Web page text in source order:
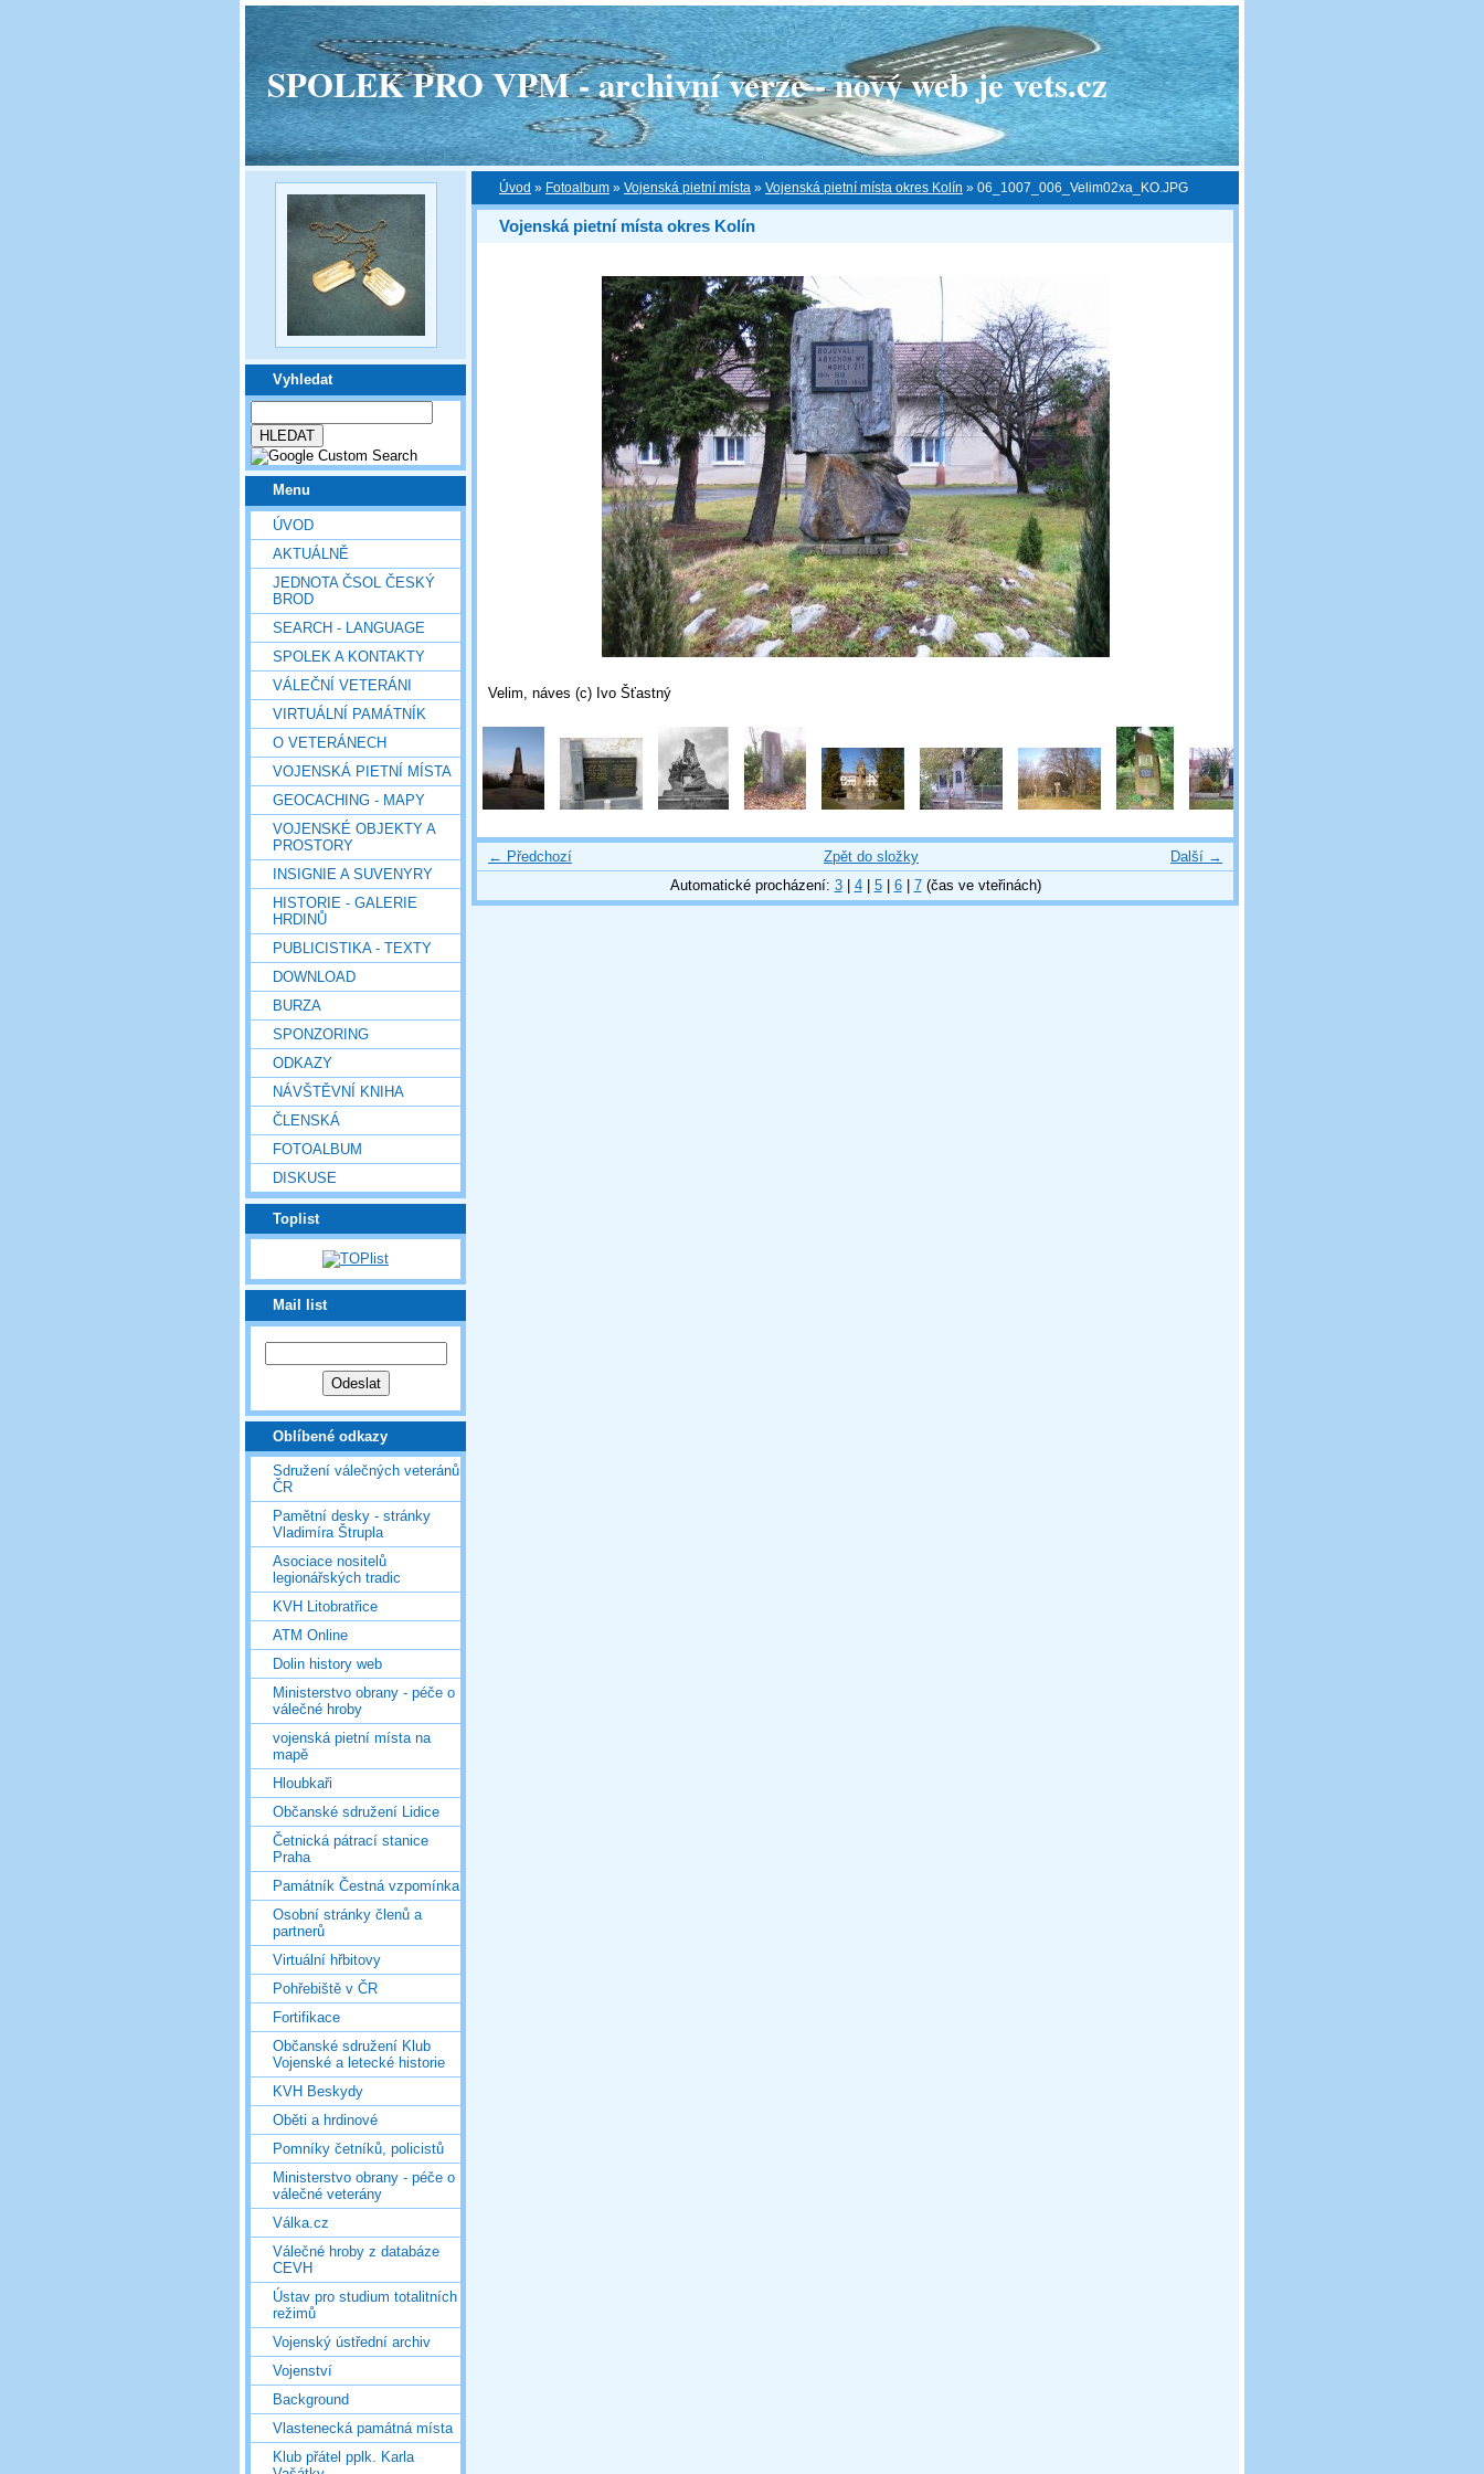
SPOLEK PRO VPM - archivní verze - nový web je vets.cz
Vyhledat
Menu
ÚVOD
AKTUÁLNĚ
JEDNOTA ČSOL ČESKÝ
BROD
SEARCH - LANGUAGE
SPOLEK A KONTAKTY
VÁLEČNÍ VETERÁNI
VIRTUÁLNÍ PAMÁTNÍK
O VETERÁNECH
VOJENSKÁ PIETNÍ MÍSTA
GEOCACHING - MAPY
VOJENSKÉ OBJEKTY A
PROSTORY
INSIGNIE A SUVENYRY
HISTORIE - GALERIE
HRDINŮ
PUBLICISTIKA - TEXTY
DOWNLOAD
BURZA
SPONZORING
ODKAZY
NÁVŠTĚVNÍ KNIHA
ČLENSKÁ
FOTOALBUM
DISKUSE
Toplist
Mail list
Oblíbené odkazy
Sdružení válečných veteránů
ČR
Pamětní desky - stránky
Vladimíra Štrupla
Asociace nositelů
legionářských tradic
KVH Litobratřice
ATM Online
Dolin history web
Ministerstvo obrany - péče o
válečné hroby
vojenská pietní místa na
mapě
Hloubkaři
Občanské sdružení Lidice
Četnická pátrací stanice
Praha
Památník Čestná vzpomínka
Osobní stránky členů a
partnerů
Virtuální hřbitovy
Pohřebiště v ČR
Fortifikace
Občanské sdružení Klub
Vojenské a letecké historie
KVH Beskydy
Oběti a hrdinové
Pomníky četníků, policistů
Ministerstvo obrany - péče o
válečné veterány
Válka.cz
Válečné hroby z databáze
CEVH
Ústav pro studium totalitních
režimů
Vojenský ústřední archiv
Vojenství
Background
Vlastenecká památná místa
Klub přátel pplk. Karla
Úvod » Fotoalbum » Vojenská pietní místa » Vojenská pietní místa okres Kolín » 06_1007_006_Velim02xa_KO.JPG
Vojenská pietní místa okres Kolín
Velim, náves (c) Ivo Šťastný
← Předchozí Další →
Zpět do složky
Automatické procházení: 3| 4| 5| 6| 7(čas ve vteřinách)